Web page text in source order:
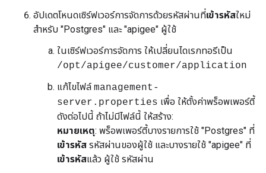
อัปเดตโหนดเซิร์ฟเวอร์การจัดการด้วยรหัสผ่านที่เข้ารหัสใหม่
สำหรับ "Postgres" และ "apigee" ผู้ใช้
ในเซิร์ฟเวอร์การจัดการ ให้เปลี่ยนไดเรกทอรีเป็น
/opt/apigee/customer/application
แก้ไขไฟล์ management-
server.properties เพื่อ ให้ตั้งค่าพร็อพเพอร์ตี้
ดังต่อไปนี้ ถ้าไม่มีไฟล์นี้ ให้สร้าง:
หมายเหตุ: พร็อพเพอร์ตี้บางรายการใช้ "Postgres" ที่
เข้ารหัส รหัสผ่านของผู้ใช้ และบางรายใช้ "apigee" ที่
เข้ารหัสแล้ว ผู้ใช้ รหัสผ่าน